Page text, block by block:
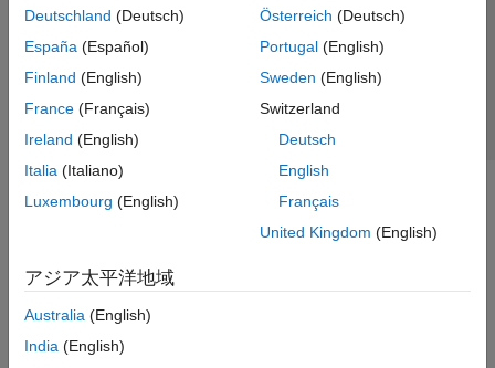
Deutschland (Deutsch)
España (Español)
Finland (English)
France (Français)
Ireland (English)
Italia (Italiano)
Luxembourg (English)
Österreich (Deutsch)
Portugal(English)
Sweden (English)
Switzerland
Deutsch
English
Français
United Kingdom (English)
アジア太平洋地域
Australia (English)
India (English)
© 1994-2026 The MathWorks, Inc.